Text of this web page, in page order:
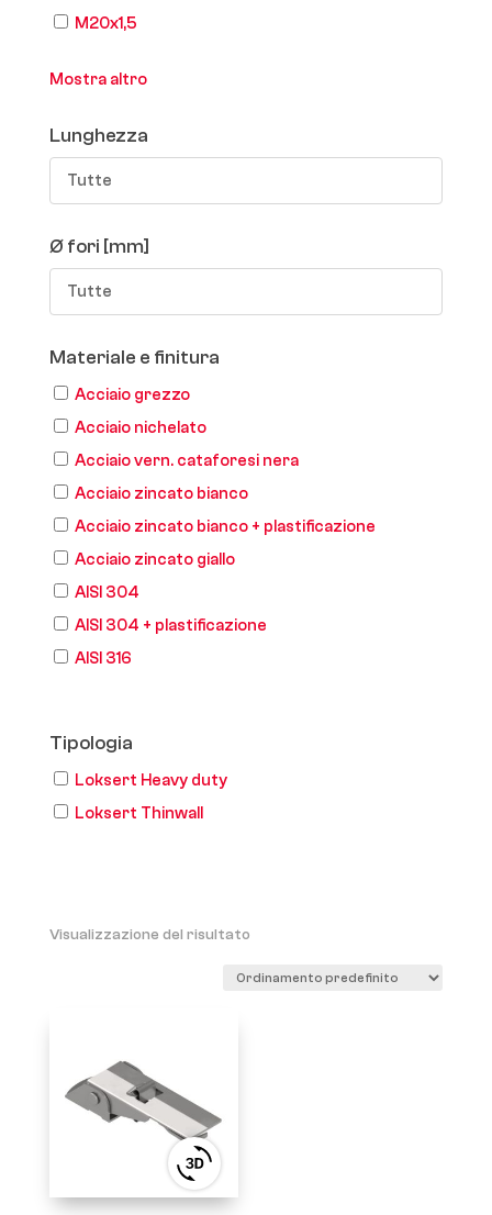
M20x1,5
Mostra altro
Lunghezza
Tutte
Ø fori [mm]
Tutte
Materiale e finitura
Acciaio grezzo
Acciaio nichelato
Acciaio vern. cataforesi nera
Acciaio zincato bianco
Acciaio zincato bianco + plastificazione
Acciaio zincato giallo
AISI 304
AISI 304 + plastificazione
AISI 316
Tipologia
Loksert Heavy duty
Loksert Thinwall
Visualizzazione del risultato
View
3D
product